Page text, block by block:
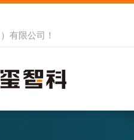
有限公司 ！